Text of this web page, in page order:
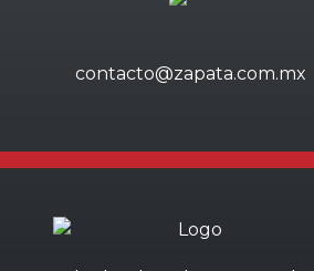
contacto@zapata.com.mx